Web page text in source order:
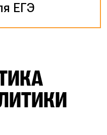
ЕГЭ